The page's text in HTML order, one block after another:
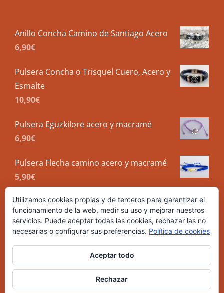
Anillo Concha Camino de Santiago Acero
6,90€
Pulsera Concha o Trisquel Cuero, Acero y
Esmalte
10,90€
Pulsera Eguzkilore acero y macramé
6,90€
Pulsera Flecha camino acero y macramé
5,90€
| Copyright 2021 Malas Meigas | All Rights Reserved |
Utilizamos cookies propias y de terceros para garantizar el
funcionamiento de la web, medir su uso y mejorar nuestros
servicios. Puede aceptar todas las cookies, rechazar las no
necesarias o configurar sus preferencias. Política de cookies
Aceptar todo
Rechazar